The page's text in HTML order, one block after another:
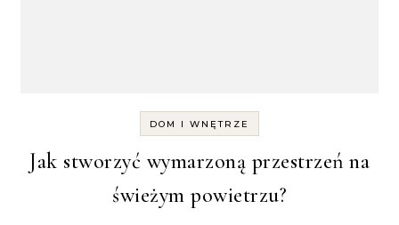
DOM I WNĘTRZE
Jak stworzyć wymarzoną przestrzeń na
świeżym powietrzu?